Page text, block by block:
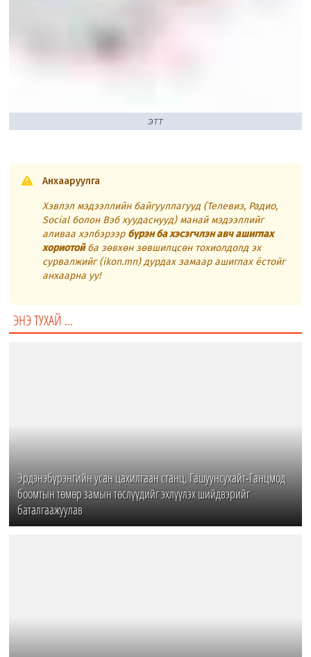
ЭТТ
Анхааруулга
Хэвлэл мэдээллийн байгууллагууд (Телевиз, Радио,
Social болон Вэб хуудаснууд) манай мэдээллийг
аливаа хэлбэрээр бүрэн ба хэсэгчлэн авч ашиглах
хориотойба зөвхөн зөвшилцсөн тохиолдолд эх
сурвалжийг (ikon.mn) дурдах замаар ашиглах ёстойг
анхаарна уу!
ЭНЭ ТУХАЙ ...
Эрдэнэбүрэнгийн усан цахилгаан станц, Гашуунсухайт-Ганцмод
боомтын төмөр замын төслүүдийг эхлүүлэх шийдвэрийг
баталгаажуулав